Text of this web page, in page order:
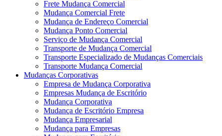
Frete Mudança Comercial
Mudança Comercial Frete
Mudança de Endereço Comercial
Mudança Ponto Comercial
Serviço de Mudança Comercial
Transporte de Mudança Comercial
Transporte Especializado de Mudanças Comerciais
Transporte Mudança Comercial
Mudanças Corporativas
Empresa de Mudança Corporativa
Empresas Mudança de Escritório
Mudança Corporativa
Mudança de Escritório Empresa
Mudança Empresarial
Mudança para Empresas